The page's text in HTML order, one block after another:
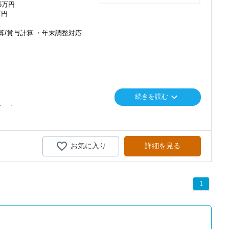
円
/賞与計算 ・年末調整対応 ...
す。
続きを読む keyboard_arrow_down
詳細を見る
お気に入り
1